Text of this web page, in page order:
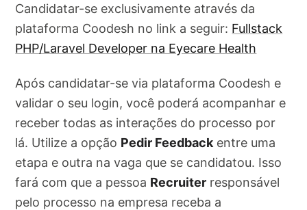
Candidatar-se exclusivamente através da
plataforma Coodesh no link a seguir: Fullstack
PHP/Laravel Developer na Eyecare Health
Após candidatar-se via plataforma Coodesh e
validar o seu login, você poderá acompanhar e
receber todas as interações do processo por
lá. Utilize a opção Pedir Feedback entre uma
etapa e outra na vaga que se candidatou. Isso
fará com que a pessoa Recruiter responsável
pelo processo na empresa receba a